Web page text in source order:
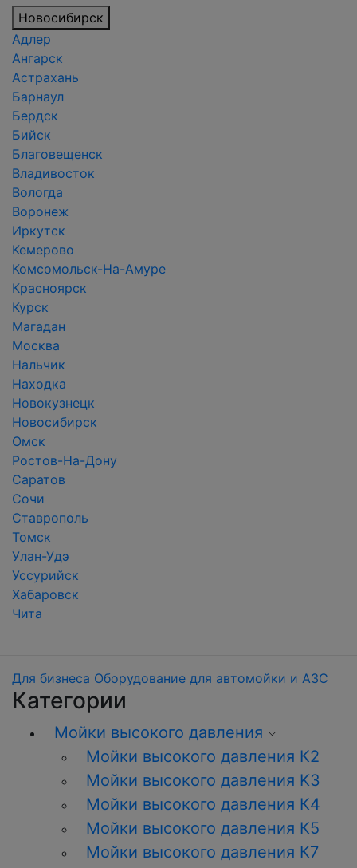
Новосибирск
Адлер
Ангарск
Астрахань
Барнаул
Бердск
Бийск
Благовещенск
Владивосток
Вологда
Воронеж
Иркутск
Кемерово
Комсомольск-На-Амуре
Красноярск
Курск
Магадан
Москва
Нальчик
Находка
Новокузнецк
Новосибирск
Омск
Ростов-На-Дону
Саратов
Сочи
Ставрополь
Томск
Улан-Удэ
Уссурийск
Хабаровск
Чита
Для бизнеса Оборудование для автомойки и АЗС
Категории
Мойки высокого давления
Мойки высокого давления К2
Мойки высокого давления K3
Мойки высокого давления К4
Мойки высокого давления К5
Мойки высокого давления К7